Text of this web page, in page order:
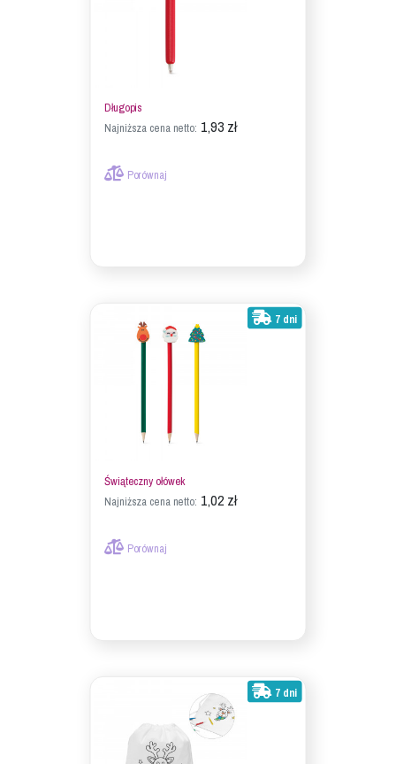
Długopis
Najniższa cena netto: 1,93 zł
Porównaj
7 dni
Świąteczny ołówek
Najniższa cena netto: 1,02 zł
Porównaj
7 dni